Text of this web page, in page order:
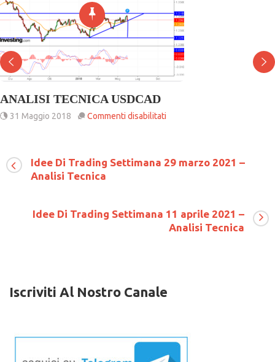
ANALISI TECNICA USDCAD
31 Maggio 2018 Commenti disabilitati
Idee Di Trading Settimana 29 marzo 2021 –
Analisi Tecnica
Idee Di Trading Settimana 11 aprile 2021 –
Analisi Tecnica
Iscriviti Al Nostro Canale